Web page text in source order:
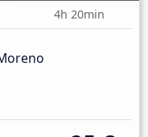
4h 20min